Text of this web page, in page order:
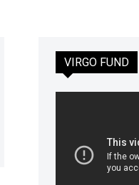
VIRGO FUND